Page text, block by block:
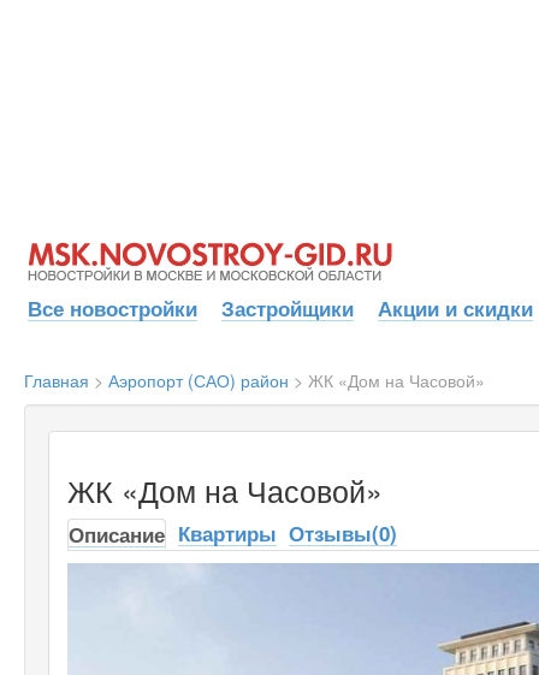
Все новостройки Застройщики Акции и скидки
Главная > Аэропорт (САО) район > ЖК «Дом на Часовой»
ЖК «Дом на Часовой»
Описание Квартиры Отзывы(0)